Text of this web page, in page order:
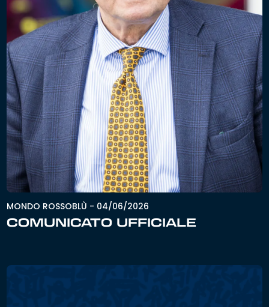
MONDO ROSSOBLÙ - 04/06/2026
COMUNICATO UFFICIALE